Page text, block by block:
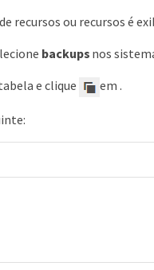
recursos ou recursos é
backups nos
e clique
em .